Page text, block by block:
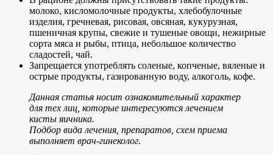
молоко, кисломолочные продукты, хлебобулочные
изделия, гречневая, рисовая, овсяная, кукурузная,
пшеничная крупы, свежие и тушеные овощи, нежирные
сорта мяса и рыбы, птица, небольшое количество
сладостей, чай.
Запрещается употреблять соленые, копченые, вяленые и
острые продукты, газированную воду, алкоголь, кофе.
Данная статья носит ознакомительный характер
для тех лиц, которые интересуются лечением
кисты яичника.
Подбор вида лечения, препаратов, схем приема
выполняет врач-гинеколог.